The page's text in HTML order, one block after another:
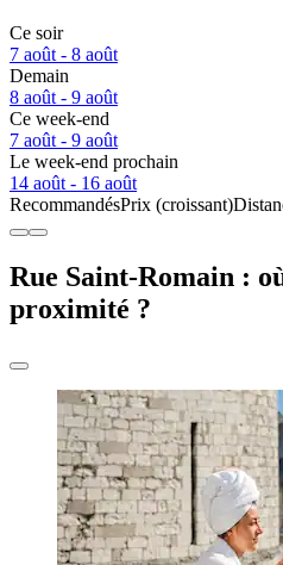
Ce soir
7 août - 8 août
Demain
8 août - 9 août
Ce week-end
7 août - 9 août
Le week-end prochain
14 août - 16 août
RecommandésPrix (croissant)
Rue Saint-Romain :
proximité ?